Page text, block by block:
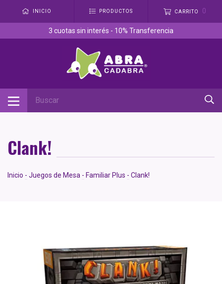
INICIO PRODUCTOS CARRITO 0
3 cuotas sin interés - 10% Transferencia
Clank!
Inicio - Juegos de Mesa - Familiar Plus - Clank!